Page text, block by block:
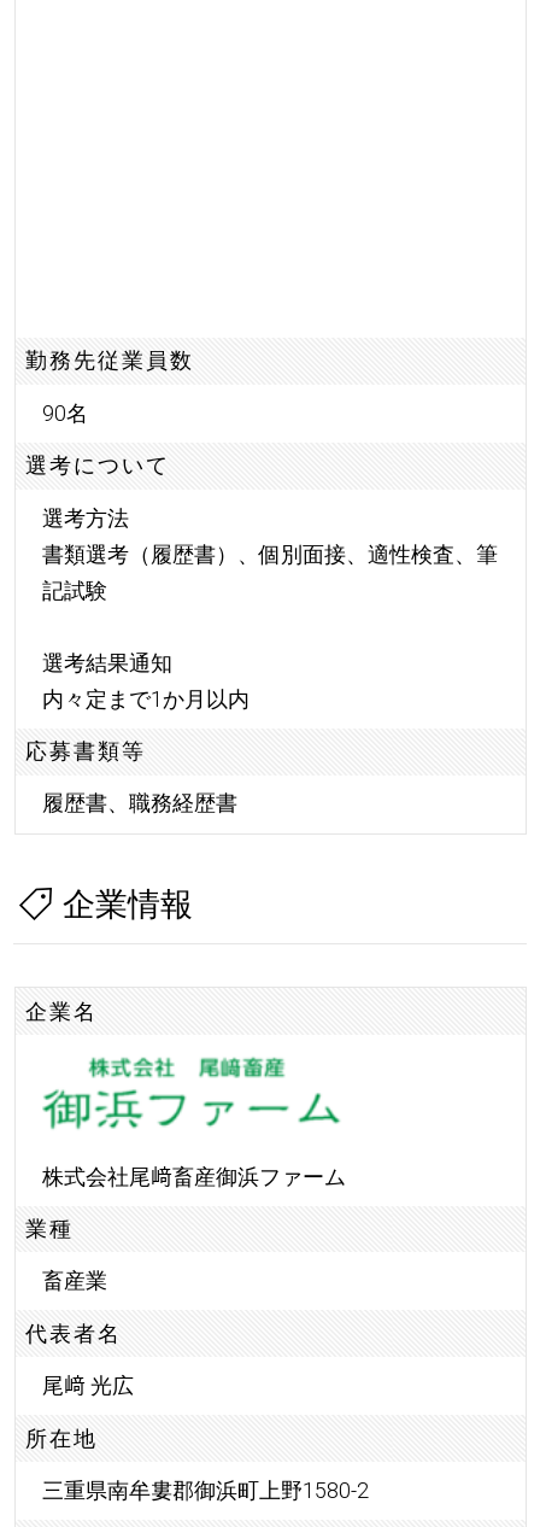
勤務先従業員数
90名
選考について
選考方法
書類選考（履歴書）、個別面接、適性検査、筆
記試験
選考結果通知
内々定まで1か月以内
応募書類等
履歴書、職務経歴書
企業情報
企業名
株式会社尾﨑畜産御浜ファーム
業種
畜産業
代表者名
尾﨑 光広
所在地
三重県南牟婁郡御浜町上野1580-2